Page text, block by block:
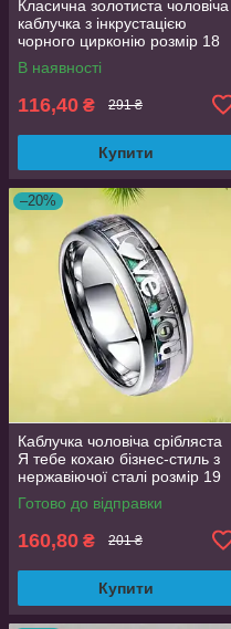
Класична золотиста чоловіча
каблучка з інкрустацією
чорного цирконію розмір 18
AurumLux193
В наявності
116,40 ₴ 291 ₴
Купити
–20%
Каблучка чоловіча срібляста
Я тебе кохаю бізнес-стиль з
нержавіючої сталі розмір 19
OrnatusDivinus758
Готово до відправки
160,80 ₴ 201 ₴
Купити